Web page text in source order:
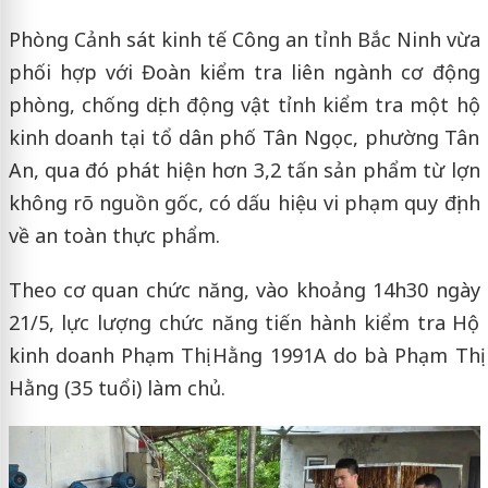
Phòng Cảnh sát kinh tế Công an tỉnh Bắc Ninh vừa
phối hợp với Đoàn kiểm tra liên ngành cơ động
phòng, chống dịch động vật tỉnh kiểm tra một hộ
kinh doanh tại tổ dân phố Tân Ngọc, phường Tân
An, qua đó phát hiện hơn 3,2 tấn sản phẩm từ lợn
không rõ nguồn gốc, có dấu hiệu vi phạm quy định
về an toàn thực phẩm.
Theo cơ quan chức năng, vào khoảng 14h30 ngày
21/5, lực lượng chức năng tiến hành kiểm tra Hộ
kinh doanh Phạm Thị Hằng 1991A do bà Phạm Thị
Hằng (35 tuổi) làm chủ.